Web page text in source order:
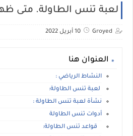
لعبة تنس الطاولة. متى
Groyed 10 أبريل 2022
العنوان هنا
النشاط الرياضي :
لعبة تنس الطاولة:
نشأة لعبة تنس الطاولة :
أدوات تنس الطاولة
قواعد تنس الطاولة: